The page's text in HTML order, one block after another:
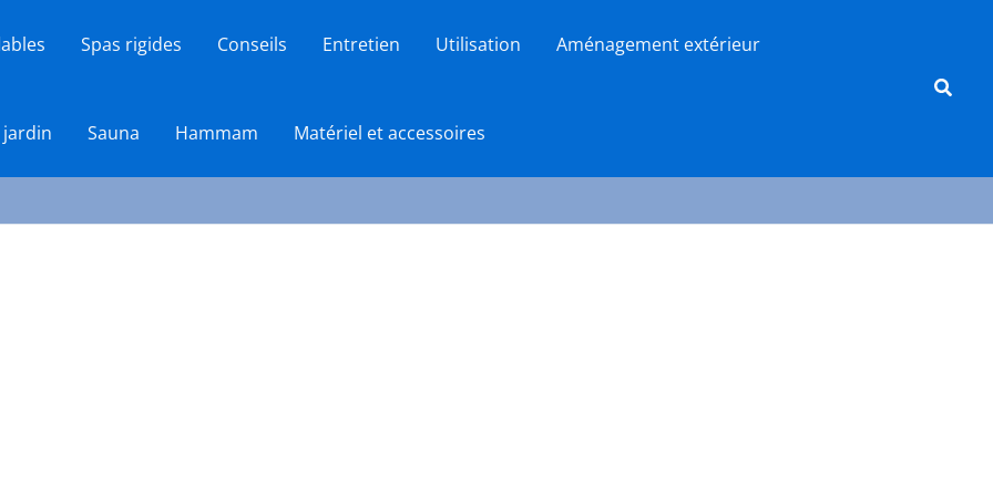
Spas rigides Conseils Entretien Utilisation Aménagement extérieur
jardin Sauna Hammam Matériel et accessoires